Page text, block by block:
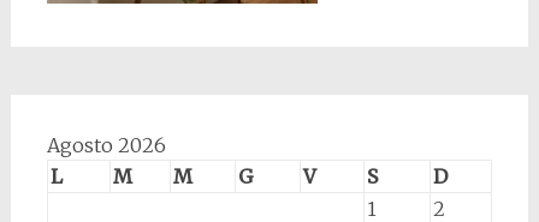
Agosto 2026
L
M M G V S
D
1
2